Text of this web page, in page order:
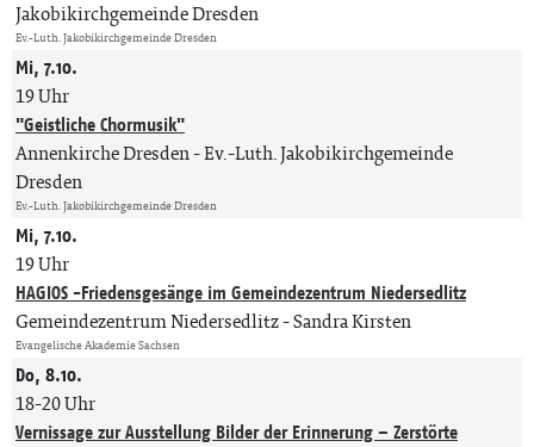
Jakobikirchgemeinde Dresden
Ev.-Luth. Jakobikirchgemeinde Dresden
Mi, 7.10.
19 Uhr
"Geistliche Chormusik"
Annenkirche Dresden Ev.-Luth. Jakobikirchgemeinde
Dresden
Ev.-Luth. Jakobikirchgemeinde Dresden
Mi, 7.10.
19 Uhr
HAGIOS -Friedensgesänge im Gemeindezentrum Niedersedlitz
Gemeindezentrum Niedersedlitz Sandra Kirsten
Evangelische Akademie Sachsen
Do, 8.10.
18-20 Uhr
Vernissage zur Ausstellung Bilder der Erinnerung – Zerstörte